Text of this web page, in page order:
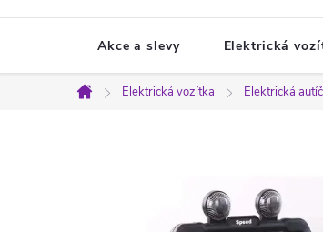
Akce a slevy Elektrická
Domů
Elektrická vozítka Elektrická